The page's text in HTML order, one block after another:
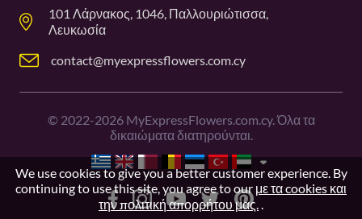
101 Λάρνακος, 1046, Παλλουριώτισσα,
Λευκωσία
contact@myexpressflowers.com.cy
© 2022-2026MyExpressFlowers.com.cy. Όλα τα
δικαιώματα διατηρούνται.
We use cookies to give you a better customer experience. By
continuing to use this site, you agree to our με τα cookies και
την πολιτική απορρήτου μας..